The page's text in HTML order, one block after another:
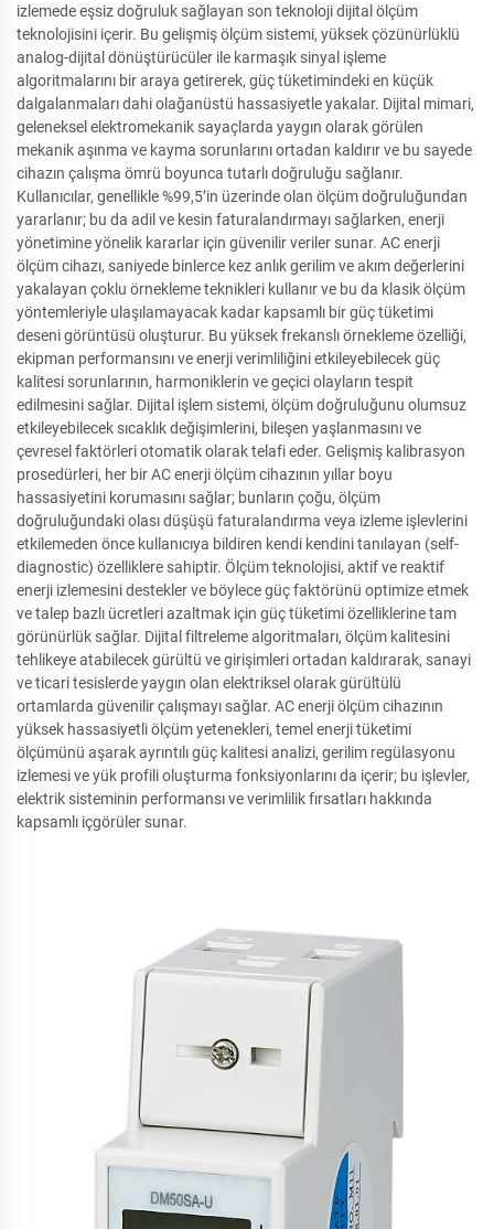
izlemede eşsiz doğruluk sağlayan son teknoloji dijital ölçüm
teknolojisini içerir. Bu gelişmiş ölçüm sistemi, yüksek çözünürlüklü
analog-dijital dönüştürücüler ile karmaşık sinyal işleme
algoritmalarını bir araya getirerek, güç tüketimindeki en küçük
dalgalanmaları dahi olağanüstü hassasiyetle yakalar. Dijital mimari,
geleneksel elektromekanik sayaçlarda yaygın olarak görülen
mekanik aşınma ve kayma sorunlarını ortadan kaldırır ve bu sayede
cihazın çalışma ömrü boyunca tutarlı doğruluğu sağlanır.
Kullanıcılar, genellikle %99,5’in üzerinde olan ölçüm doğruluğundan
yararlanır; bu da adil ve kesin faturalandırmayı sağlarken, enerji
yönetimine yönelik kararlar için güvenilir veriler sunar. AC enerji
ölçüm cihazı, saniyede binlerce kez anlık gerilim ve akım değerlerini
yakalayan çoklu örnekleme teknikleri kullanır ve bu da klasik ölçüm
yöntemleriyle ulaşılamayacak kadar kapsamlı bir güç tüketimi
deseni görüntüsü oluşturur. Bu yüksek frekanslı örnekleme özelliği,
ekipman performansını ve enerji verimliliğini etkileyebilecek güç
kalitesi sorunlarının, harmoniklerin ve geçici olayların tespit
edilmesini sağlar. Dijital işlem sistemi, ölçüm doğruluğunu olumsuz
etkileyebilecek sıcaklık değişimlerini, bileşen yaşlanmasını ve
çevresel faktörleri otomatik olarak telafi eder. Gelişmiş kalibrasyon
prosedürleri, her bir AC enerji ölçüm cihazının yıllar boyu
hassasiyetini korumasını sağlar; bunların çoğu, ölçüm
doğruluğundaki olası düşüşü faturalandırma veya izleme işlevlerini
etkilemeden önce kullanıcıya bildiren kendi kendini tanılayan (self-
diagnostic) özelliklere sahiptir. Ölçüm teknolojisi, aktif ve reaktif
enerji izlemesini destekler ve böylece güç faktörünü optimize etmek
ve talep bazlı ücretleri azaltmak için güç tüketimi özelliklerine tam
görünürlük sağlar. Dijital filtreleme algoritmaları, ölçüm kalitesini
tehlikeye atabilecek gürültü ve girişimleri ortadan kaldırarak, sanayi
ve ticari tesislerde yaygın olan elektriksel olarak gürültülü
ortamlarda güvenilir çalışmayı sağlar. AC enerji ölçüm cihazının
yüksek hassasiyetli ölçüm yetenekleri, temel enerji tüketimi
ölçümünü aşarak ayrıntılı güç kalitesi analizi, gerilim regülasyonu
izlemesi ve yük profili oluşturma fonksiyonlarını da içerir; bu işlevler,
elektrik sisteminin performansı ve verimlilik fırsatları hakkında
kapsamlı içgörüler sunar.